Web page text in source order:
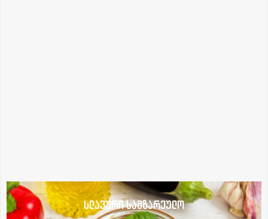
სლავური სამზარეულო